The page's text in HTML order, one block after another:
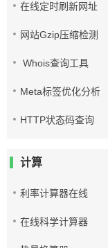
在线定时刷新网址
网站Gzip压缩检测
Whois查询工具
Meta标签优化分析
HTTP状态码查询
计算
利率计算器在线
在线科学计算器